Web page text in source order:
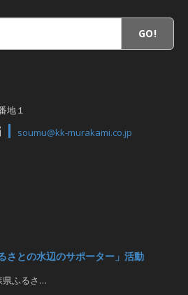
GO!
地１
soumu@kk-murakami.co.jp
さとの水辺のサポーター」活動
県ふるさ…